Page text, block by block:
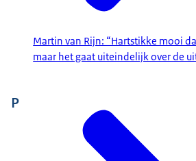
Martin van Rijn: “Hartstikke mooi
maar het gaat uiteindelijk over de
P